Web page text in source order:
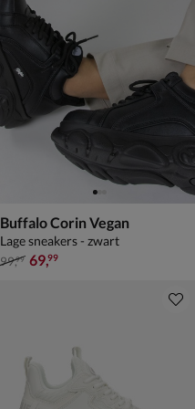
Buffalo Corin Vegan
Lage sneakers - zwart
van € 99,99 voor € 69,99
99,99 69,99